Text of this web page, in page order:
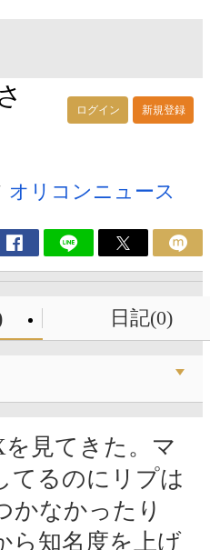
ログイン 新規登録
オリコンニュース
日記(0)
見てきた。マ
てるのにリプは
かなかったり
ら知名度を上げ